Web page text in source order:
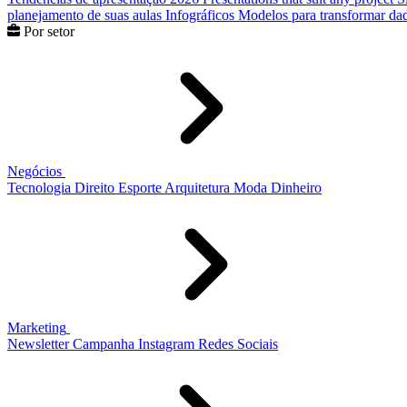
planejamento de suas aulas Infográficos Modelos para transformar
Por setor
Negócios
Tecnologia Direito Esporte Arquitetura Moda Dinheiro
Marketing
Newsletter Campanha Instagram Redes Sociais